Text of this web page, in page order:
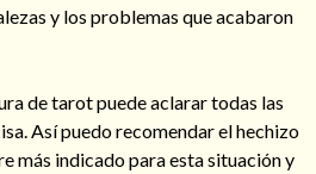
esposo
y los problemas que acabaron
de tarot puede aclarar todas las
Así puedo recomendar el hechizo
más indicado para esta situación y